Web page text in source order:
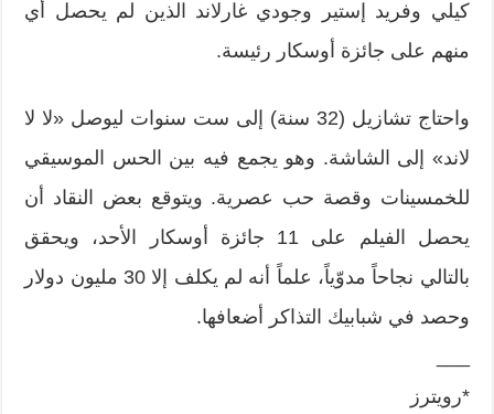
كيلي وفريد إستير وجودي غارلاند الذين لم يحصل أي
منهم على جائزة أوسكار رئيسة.
واحتاج تشازيل (32 سنة) إلى ست سنوات ليوصل «لا لا
لاند» إلى الشاشة. وهو يجمع فيه بين الحس الموسيقي
للخمسينات وقصة حب عصرية. ويتوقع بعض النقاد أن
يحصل الفيلم على 11 جائزة أوسكار الأحد، ويحقق
بالتالي نجاحاً مدوّياً، علماً أنه لم يكلف إلا 30 مليون دولار
وحصد في شبابيك التذاكر أضعافها.
*رويترز